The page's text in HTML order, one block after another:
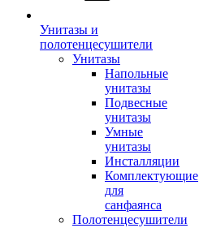
Унитазы и
полотенцесушители
Унитазы
Напольные
унитазы
Подвесные
унитазы
Умные
унитазы
Инсталляции
Комплектующие
для
санфаянса
Полотенцесушители